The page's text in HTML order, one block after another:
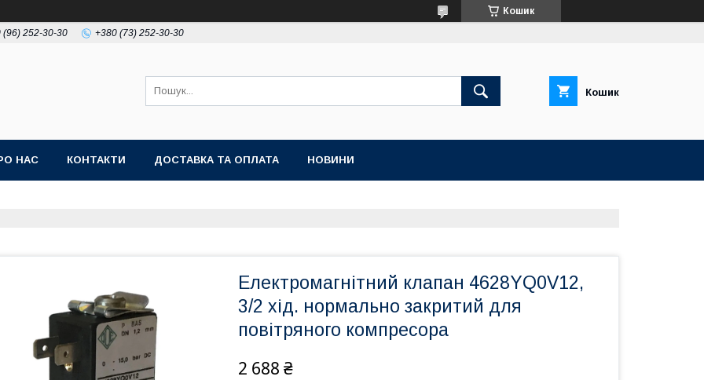
Кошик
(96) 252-30-30 +380 (73) 252-30-30
Кошик
НАС КОНТАКТИ ДОСТАВКА ТА ОПЛАТА НОВИНИ
Електромагнітний клапан 4628YQ0V12,
3/2 хід. нормально закритий для
повітряного компресора
2 688 ₴